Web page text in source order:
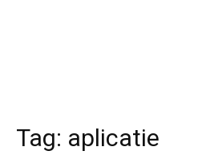
Tag: aplicatie